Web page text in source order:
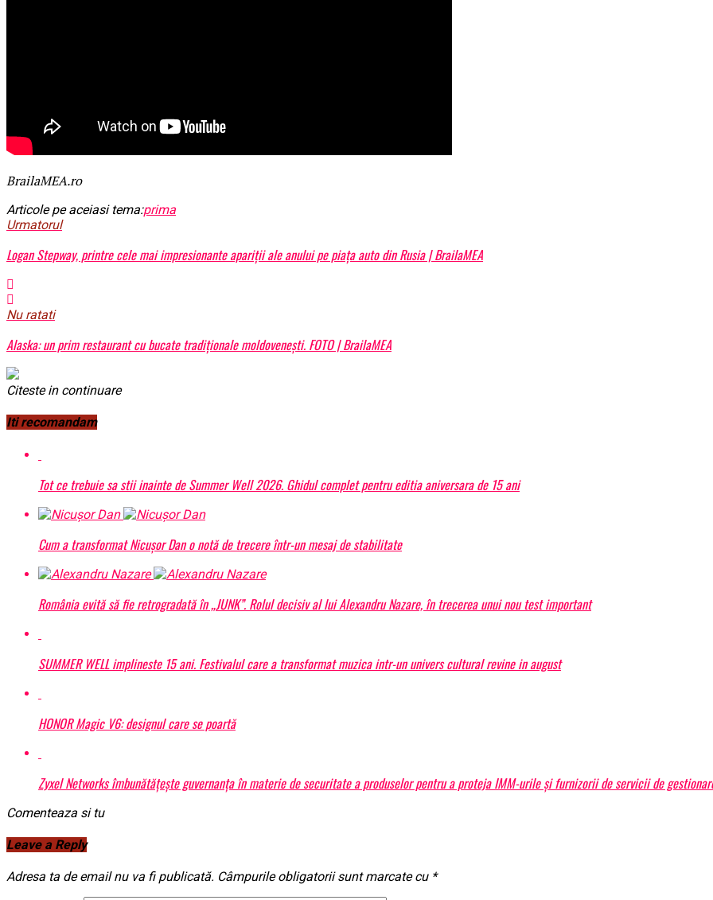
BrailaMEA.ro
Articole pe aceiasi tema:prima
Urmatorul
Logan Stepway, printre cele mai impresionante apariții ale anului pe piața auto din Rusia | BrailaMEA
Nu ratati
Alaska: un prim restaurant cu bucate tradiționale moldovenești. FOTO | BrailaMEA
Citeste in continuare
Iti recomandam
Tot ce trebuie sa stii inainte de Summer Well 2026. Ghidul complet pentru editia aniversara de 15 ani
Cum a transformat Nicușor Dan o notă de trecere într-un mesaj de stabilitate
România evită să fie retrogradată în „JUNK”. Rolul decisiv al lui Alexandru Nazare, în trecerea unui nou test important
SUMMER WELL implineste 15 ani. Festivalul care a transformat muzica intr-un univers cultural revine in august
HONOR Magic V6: designul care se poartă
Zyxel Networks îmbunătățește guvernanța în materie de securitate a produselor pentru a proteja IMM-urile și furnizorii de servicii de
Comenteaza si tu
Leave a Reply
Adresa ta de email nu va fi publicată. Câmpurile obligatorii sunt marcate cu *